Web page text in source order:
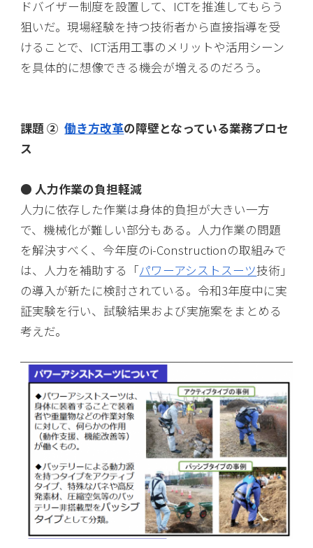
ドバイザー制度を設置して、ICTを推進してもらう
狙いだ。現場経験を持つ技術者から直接指導を受
けることで、ICT活用工事のメリットや活用シーン
を具体的に想像できる機会が増えるのだろう。
課題 ②働き方改革の障壁となっている業務プロセ
ス
● 人力作業の負担軽減
人力に依存した作業は身体的負担が大きい一方
で、機械化が難しい部分もある。人力作業の問題
を解決すべく、今年度のi-Constructionの取組みで
は、人力を補助する「パワーアシストスーツ技術」
の導入が新たに検討されている。令和3年度中に実
証実験を行い、試験結果および実施案をまとめる
考えだ。